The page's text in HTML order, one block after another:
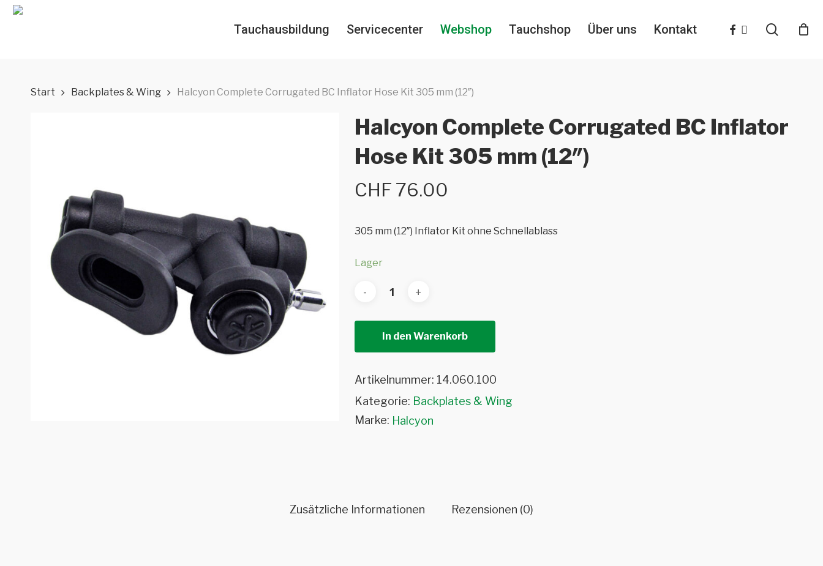
Skip
Tauchausbildung Servicecenter Webshop Tauchshop Über uns Kontakt facebook
instagramsearch
Start Backplates & Wing Halcyon Complete Corrugated BC Inflator Hose Kit 305 mm (12″)
Halcyon Complete Corrugated BC Inflator
Hose Kit 305 mm (12″)
CHF 76.00
305 mm (12″) Inflator Kit ohne Schnellablass
Lager
In den Warenkorb
Artikelnummer: 14.060.100
Kategorie: Backplates & Wing
Marke: Halcyon
Zusätzliche Informationen Rezensionen (0)